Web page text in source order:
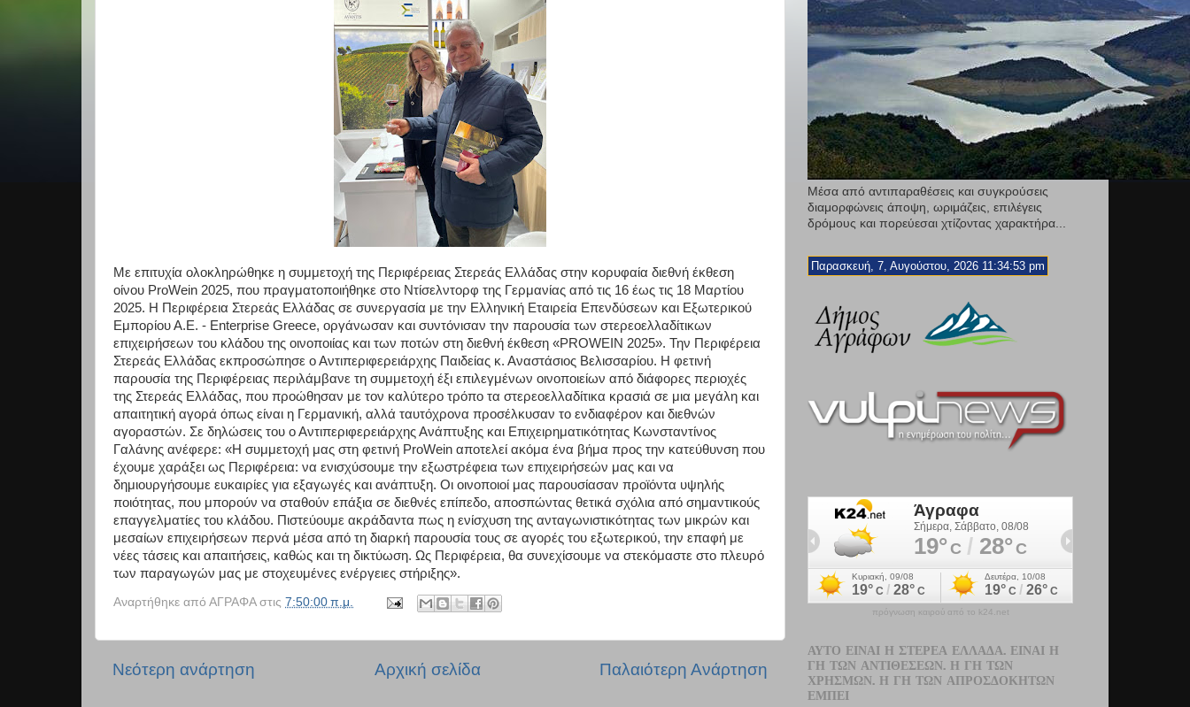
Με επιτυχία ολοκληρώθηκε η συμμετοχή της Περιφέρειας Στερεάς Ελλάδας στην κορυφαία διεθνή έκθεση
οίνου ProWein 2025, που πραγματοποιήθηκε στο Ντίσελντορφ της Γερμανίας από τις 16 έως τις 18 Μαρτίου
2025. Η Περιφέρεια Στερεάς Ελλάδας σε συνεργασία με την Ελληνική Εταιρεία Επενδύσεων και Εξωτερικού
Εμπορίου Α.Ε. - Enterprise Greece, οργάνωσαν και συντόνισαν την παρουσία των στερεοελλαδίτικων
επιχειρήσεων του κλάδου της οινοποιίας και των ποτών στη διεθνή έκθεση «PROWEIN 2025». Την Περιφέρεια
Στερεάς Ελλάδας εκπροσώπησε ο Αντιπεριφερειάρχης Παιδείας κ. Αναστάσιος Βελισσαρίου. Η φετινή
παρουσία της Περιφέρειας περιλάμβανε τη συμμετοχή έξι επιλεγμένων οινοποιείων από διάφορες περιοχές
της Στερεάς Ελλάδας, που προώθησαν με τον καλύτερο τρόπο τα στερεοελλαδίτικα κρασιά σε μια μεγάλη και
απαιτητική αγορά όπως είναι η Γερμανική, αλλά ταυτόχρονα προσέλκυσαν το ενδιαφέρον και διεθνών
αγοραστών. Σε δηλώσεις του ο Αντιπεριφερειάρχης Ανάπτυξης και Επιχειρηματικότητας Κωνσταντίνος
Γαλάνης ανέφερε: «Η συμμετοχή μας στη φετινή ProWein αποτελεί ακόμα ένα βήμα προς την κατεύθυνση που
έχουμε χαράξει ως Περιφέρεια: να ενισχύσουμε την εξωστρέφεια των επιχειρήσεών μας και να
δημιουργήσουμε ευκαιρίες για εξαγωγές και ανάπτυξη. Οι οινοποιοί μας παρουσίασαν προϊόντα υψηλής
ποιότητας, που μπορούν να σταθούν επάξια σε διεθνές επίπεδο, αποσπώντας θετικά σχόλια από σημαντικούς
επαγγελματίες του κλάδου. Πιστεύουμε ακράδαντα πως η ενίσχυση της ανταγωνιστικότητας των μικρών και
μεσαίων επιχειρήσεων περνά μέσα από τη διαρκή παρουσία τους σε αγορές του εξωτερικού, την επαφή με
νέες τάσεις και απαιτήσεις, καθώς και τη δικτύωση. Ως Περιφέρεια, θα συνεχίσουμε να στεκόμαστε στο πλευρό
των παραγωγών μας με στοχευμένες ενέργειες στήριξης».
Αναρτήθηκε από ΑΓΡΑΦΑ στις 7:50:00 π.μ.
Νεότερη ανάρτηση Παλαιότερη Ανάρτηση
Αρχική σελίδα
Μέσα από αντιπαραθέσεις και συγκρούσεις
διαμορφώνεις άποψη, ωριμάζεις, επιλέγεις
δρόμους και πορεύεσαι χτίζοντας χαρακτήρα...
Παρασκευή, 7, Αυγούστου, 2026 11:34:55 pm
πρόγνωση καιρού από το k24.net
ΑΥΤΌ ΕΊΝΑΙ Η ΣΤΕΡΕΆ ΕΛΛΆΔΑ. ΕΊΝΑΙ Η
ΓΗ ΤΩΝ ΑΝΤΙΘΈΣΕΩΝ. Η ΓΗ ΤΩΝ
ΧΡΗΣΜΏΝ. Η ΓΗ ΤΩΝ ΑΠΡΟΣΔΌΚΗΤΩΝ
ΕΜΠΕΙ